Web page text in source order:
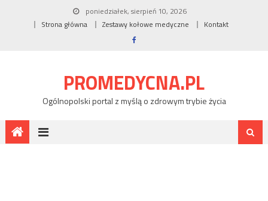
poniedziałek, sierpień 10, 2026
Strona główna
Zestawy kołowe medyczne Kontakt
PROMEDYCNA.PL
Ogólnopolski portal z myślą o zdrowym trybie życia